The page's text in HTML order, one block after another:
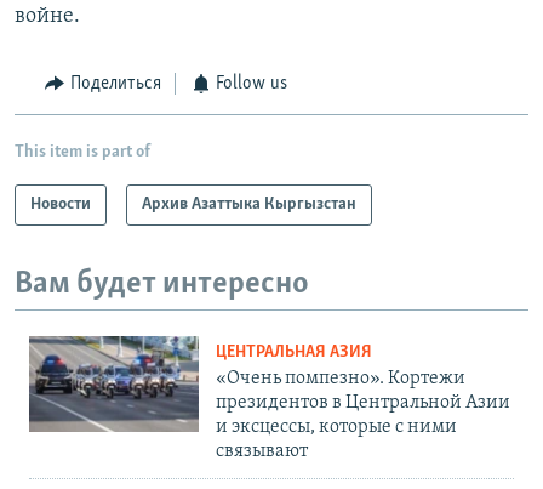
войне.
Поделиться Follow us
This item is part of
Новости Архив Азаттыка Кыргызстан
Вам будет интересно
ЦЕНТРАЛЬНАЯ АЗИЯ
«Очень помпезно». Кортежи
президентов в Центральной Азии
и эксцессы, которые с ними
связывают